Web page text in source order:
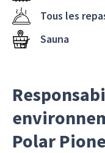
Tous les
Sauna
Polar